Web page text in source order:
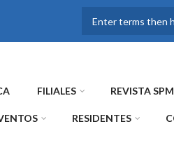
FILIALES REVISTA
RESIDENTES